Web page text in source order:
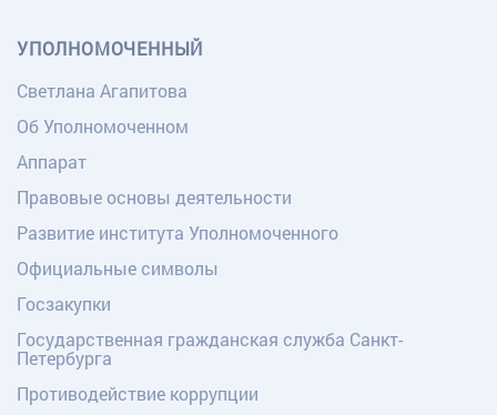
УПОЛНОМОЧЕННЫЙ
Светлана Агапитова
Об Уполномоченном
Аппарат
Правовые основы деятельности
Развитие института Уполномоченного
Официальные символы
Госзакупки
Государственная гражданская служба Санкт-
Петербурга
Противодействие коррупции